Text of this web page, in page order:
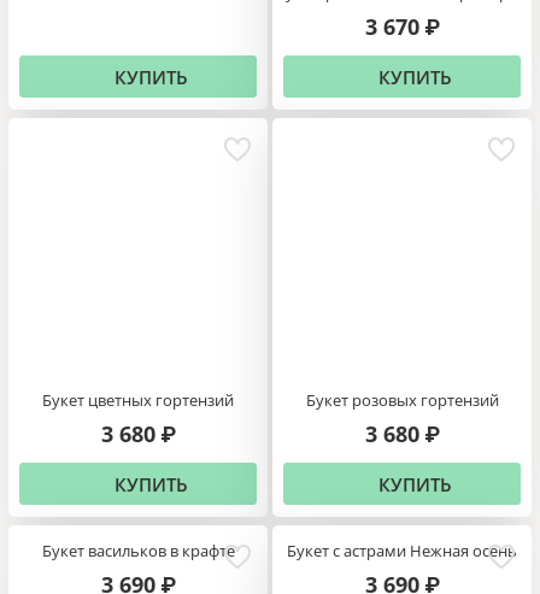
КУПИТЬ
3 670 ₽
КУПИТЬ
Букет цветных гортензий
3 680 ₽
КУПИТЬ
Букет розовых гортензий
3 680 ₽
КУПИТЬ
Букет васильков в крафте
3 690 ₽
Букет с астрами Нежная осень
3 690 ₽